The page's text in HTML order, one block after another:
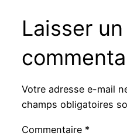
Laisser un
Votre adresse e-mail
champs obligatoires
Commentaire *